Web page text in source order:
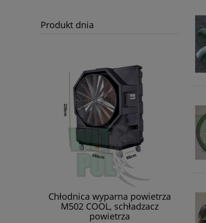
Produkt dnia
Chłodnica wyparna powietrza
M502 COOL, schładzacz
powietrza